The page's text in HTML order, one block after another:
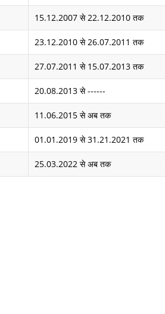
15.12.2007 से 22.12.2010 तक
23.12.2010 से 26.07.2011 तक
27.07.2011 से 15.07.2013 तक
20.08.2013 से ------
11.06.2015 से अब तक
01.01.2019 से 31.21.2021 तक
25.03.2022 से अब तक